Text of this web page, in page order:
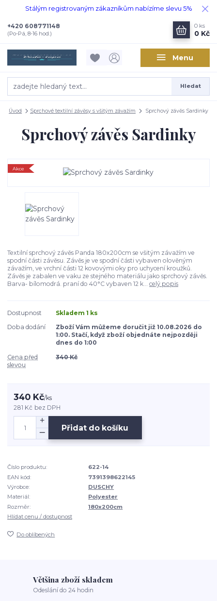
Stálým registrovaným zákazníkům nabízíme slevu 5%
Menu
Hledat
+420 608771148
(Po-Pá, 8-16 hod.)
0 ks
0 Kč
Úvod Sprchové textilní závěsy s všitým závažím Sprchový závěs Sardinky
Sprchový závěs Sardinky
Akce
Textilní sprchový závěs Panda 180x200cm se všitým závažím ve
spodní části závěsu. Závěs je ve spodní části vybaven olověným
závažím, ve vrchní části 12 kovovými oky pro uchycení kroužků.
Závěs je zabalen ve vaku ze stejného materiálu jako sprchový závěs.
Barva- bílomodrá. praní do 40°C vybaven 12 k... celý popis
Dostupnost
Skladem 1 ks
Doba dodání
Zboží Vám můžeme doručit již 10.08.2026 do
1:00. Stačí, když zboží objednáte nejpozději
dnes do 1:00
Cena před
slevou
340 Kč
340 Kč/ks
281 Kč bez DPH
Přidat do košíku
Číslo produktu:
622-14
EAN kód:
7391398622145
Výrobce:
DUSCHY
Materiál:
Polyester
Rozměr:
180x200cm
Hlídat cenu / dostupnost
Do oblíbených
Většina zboží skladem
Odeslání do 24 hodin